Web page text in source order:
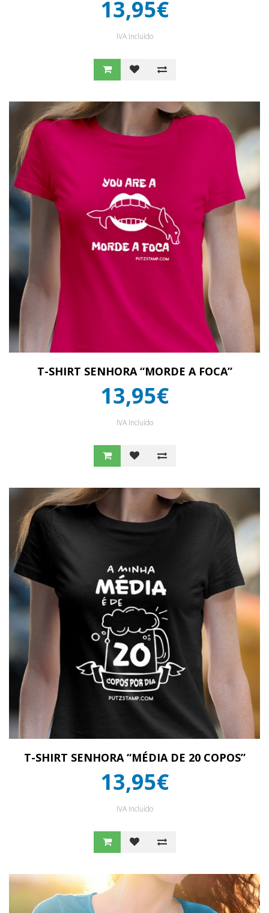
13,95€
IVA Incluído
T-SHIRT SENHORA “MORDE A FOCA”
13,95€
IVA Incluído
T-SHIRT SENHORA “MÉDIA DE 20 COPOS”
13,95€
IVA Incluído